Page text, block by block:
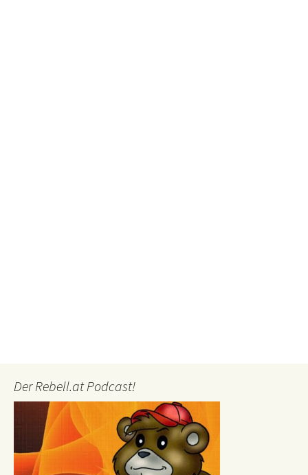
Der Rebell.at Podcast!